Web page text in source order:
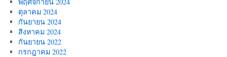
ตุลาคม 2024
กันยายน 2024
สิงหาคม 2024
กันยายน 2022
กรกฎาคม 2022